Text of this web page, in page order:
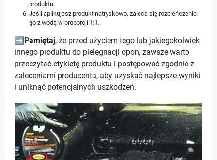
produktu.
Jeśli aplikujesz produkt natryskowo, zaleca się rozcieńczenie
go z wodą w proporcji 1:1.
➡️ Pamiętaj, że przed użyciem tego lub jakiegokolwiek
innego produktu do pielęgnacji opon, zawsze warto
przeczytać etykietę produktu i postępować zgodnie z
zaleceniami producenta, aby uzyskać najlepsze wyniki
i uniknąć potencjalnych uszkodzeń.